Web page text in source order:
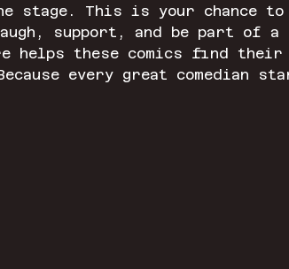
stage. This is your chance to
support, and be part of a
helps these comics find their
every great comedian